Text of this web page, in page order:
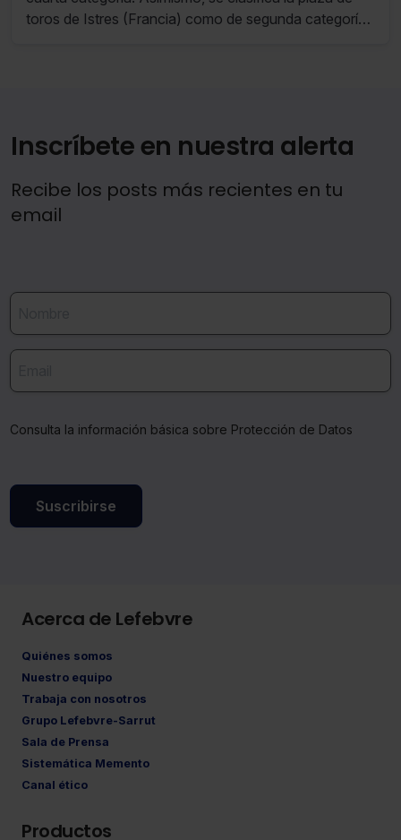
toros de Istres (Francia) como de segunda categoría
Inscríbete en nuestra alerta
Recibe los posts más recientes en tu
email
Consulta la información básica sobre Protección de Datos
Suscribirse
Acerca de Lefebvre
Quiénes somos
Nuestro equipo
Trabaja con nosotros
Grupo Lefebvre-Sarrut
Sala de Prensa
Sistemática Memento
Canal ético
Productos